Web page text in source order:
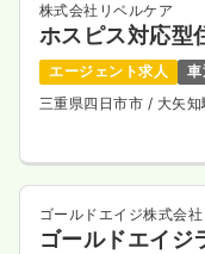
株式会社リベルケア
ホスピス対応型
エージェント求人
三重県四日市市 / 大矢知
ゴールドエイジ株式会社
ゴールドエイジ